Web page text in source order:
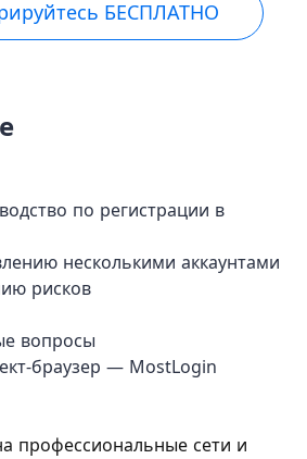
БЕСПЛАТНО
по регистрации в
несколькими аккаунтами
рисков
вопросы
браузер — MostLogin
профессиональные сети и